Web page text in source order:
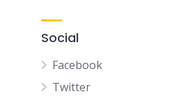
Social
Facebook
Twitter